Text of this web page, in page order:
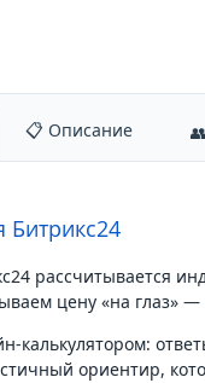
📋 Описание
Битрикс24
рассчитывается
цену «на глаз»
калькулятором:
ориентир,